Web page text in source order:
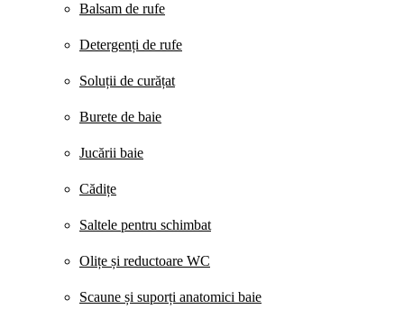
Balsam de rufe
Detergenți de rufe
Soluții de curățat
Burete de baie
Jucării baie
Cădițe
Saltele pentru schimbat
Olițe și reductoare WC
Scaune și suporți anatomici baie